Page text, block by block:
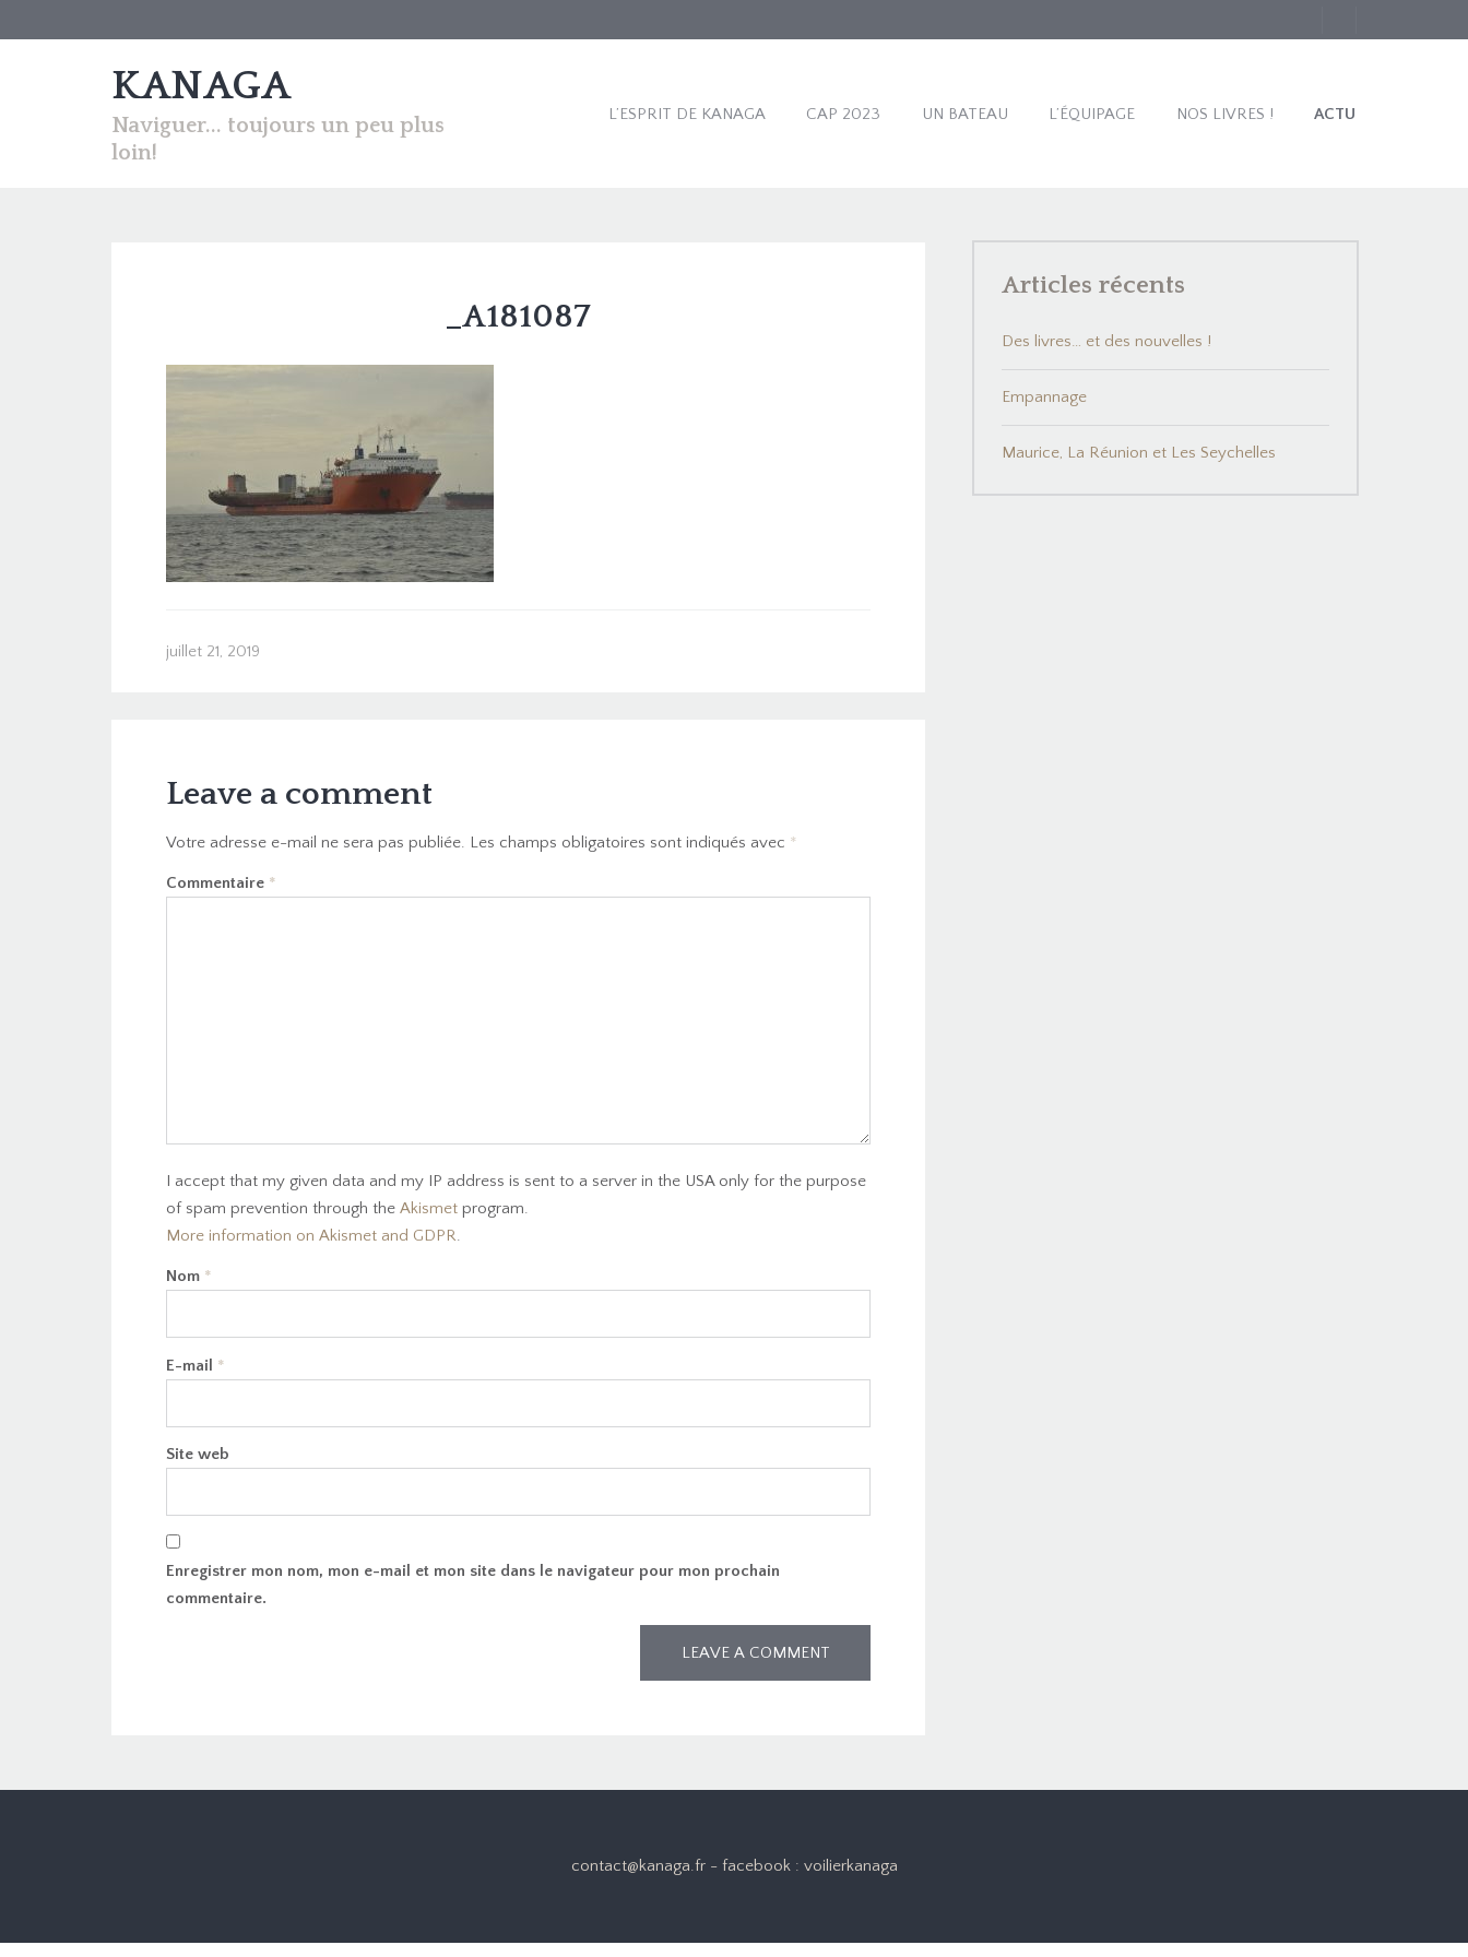
KANAGA
Naviguer... toujours un peu plus
loin!
L’ESPRIT DE KANAGA CAP 2023 UN BATEAU L’ÉQUIPAGE NOS LIVRES ! ACTU
_A181087
juillet 21, 2019
Leave a comment
Votre adresse e-mail ne sera pas publiée. Les champs obligatoires sont indiqués avec *
Commentaire *
I accept that my given data and my IP address is sent to a server in the USA only for the purpose
of spam prevention through the Akismet program.
More information on Akismet and GDPR.
Nom *
E-mail *
Site web
Enregistrer mon nom, mon e-mail et mon site dans le navigateur pour mon prochain
commentaire.
Articles récents
Des livres… et des nouvelles !
Empannage
Maurice, La Réunion et Les Seychelles
contact@kanaga.fr - facebook : voilierkanaga